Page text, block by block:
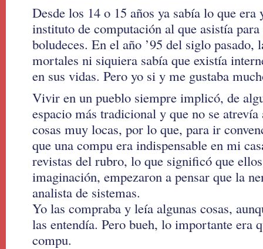
Desde los 14 o 15 años ya sabía lo que era
instituto de computación al que asistía
boludeces. En el año ’95 del siglo pasado,
mortales ni siquiera sabía que existía
en sus vidas. Pero yo si y me gustaba
Vivir en un pueblo siempre implicó, de
espacio más tradicional y que no se
cosas muy locas, por lo que, para ir
que una compu era indispensable en mi
revistas del rubro, lo que significó que
imaginación, empezaron a pensar que la
analista de sistemas.
Yo las compraba y leía algunas cosas,
las entendía. Pero bueh, lo importante era
compu.